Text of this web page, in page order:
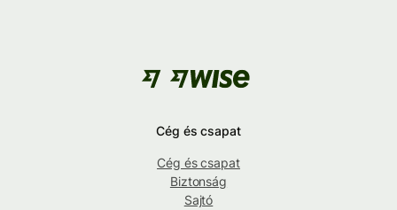
Cég és csapat
Cég és csapat
Biztonság
Sajtó